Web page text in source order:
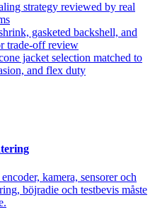
strategy reviewed by real
gasketed backshell, and
trade-off review
jacket selection matched to
and flex duty
kamera, sensorer och
böjradie och testbevis måste